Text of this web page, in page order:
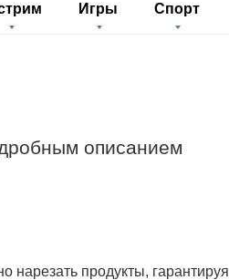
:
Игры Спорт
описанием
продукты, гарантируя